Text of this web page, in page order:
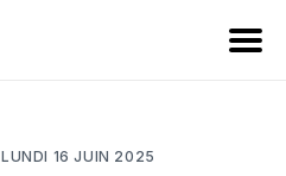
LUNDI 16 JUIN 2025